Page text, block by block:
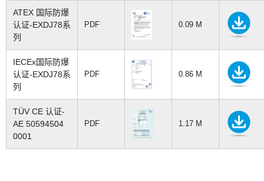
ATEX 国际防爆
认证-EXDJ78系
列
PDF 0.09 M
IECEx国际防爆
认证-EXDJ78系
列
PDF 0.86 M
TÜV CE 认证-
AE 50594504
0001
PDF 1.17 M